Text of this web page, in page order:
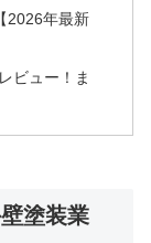
2026年最新
ビュー！ま
塗装業